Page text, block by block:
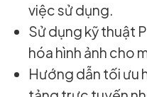
việc sử dụng.
Sử dụng kỹ thuật
hóa hình ảnh cho
Hướng dẫn tối ưu